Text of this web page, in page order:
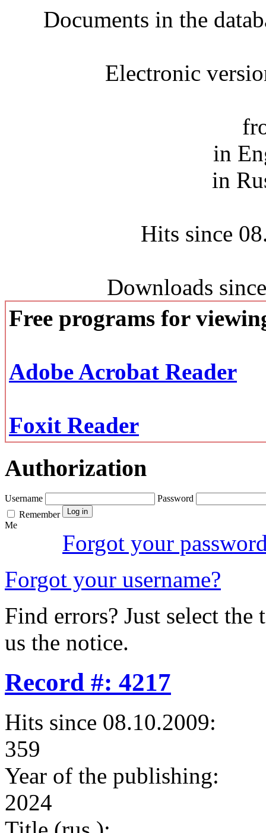
Documents in the
Electronic
in
in
Hits since
Downloads
Free programs for
Adobe Acrobat Reader
Foxit Reader
Authorization
Username
Password
Remember
Me
Forgot your
Forgot your username?
Find errors? Just select
us the notice.
Record #: 4217
Hits since 08.10.2009:
359
Year of the publishing:
2024